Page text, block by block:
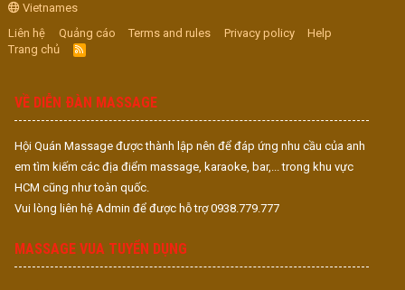
Vietnames
Liên hệ
Quảng cáo Terms and rules Privacy policy
Help
Trang chủ
R
S
VỀ DIỄN ĐÀN MASSAGE
Hội Quán Massage được thành lập nên để đáp ứng nhu cầu của anh
em tìm kiếm các địa điểm massage, karaoke, bar,... trong khu vực
HCM cũng như toàn quốc.
Vui lòng liên hệ Admin để được hỗ trợ 0938.779.777
MASSAGE VUA TUYỂN DỤNG